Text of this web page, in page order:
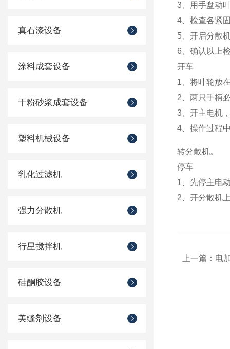
真石漆设备
涂料成套设备
干粉砂浆成套设备
塑料机械设备
乳化过滤机
强力分散机
行星搅拌机
硅酮胶设备
美缝剂设备
3、用手盘动
4、检查各紧
5、开启分散
6、确认以上
开车
1、将叶轮放
2、两只手柄
3、开主电机
4、操作过程
转分散机。
停车
1、先停主电
2、开分散机
上一篇： 电